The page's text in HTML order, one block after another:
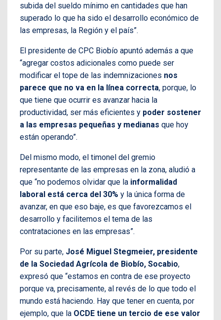
subida del sueldo mínimo en cantidades que han
superado lo que ha sido el desarrollo económico de
las empresas, la Región y el país”.
El presidente de CPC Biobío apuntó además a que
“agregar costos adicionales como puede ser
modificar el tope de las indemnizaciones nos
parece que no va en la línea correcta, porque, lo
que tiene que ocurrir es avanzar hacia la
productividad, ser más eficientes y poder sostener
a las empresas pequeñas y medianas que hoy
están operando”.
Del mismo modo, el timonel del gremio
representante de las empresas en la zona, aludió a
que “no podemos olvidar que la informalidad
laboral está cerca del 30% y la única forma de
avanzar, en que eso baje, es que favorezcamos el
desarrollo y facilitemos el tema de las
contrataciones en las empresas”.
Por su parte, José Miguel Stegmeier, presidente
de la Sociedad Agrícola de Biobío, Socabio,
expresó que “estamos en contra de ese proyecto
porque va, precisamente, al revés de lo que todo el
mundo está haciendo. Hay que tener en cuenta, por
ejemplo, que la OCDE tiene un tercio de ese valor